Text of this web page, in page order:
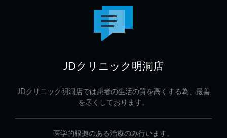
JDクリニック明洞店
JDクリニック明洞店では患者の生活の質を高くする為、最善
を尽くしております。
医学的根拠のある治療のみ行います。